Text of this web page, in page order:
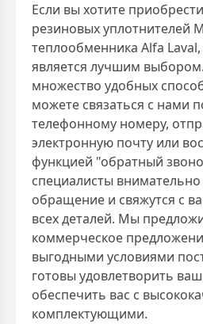
Если вы хотите
резиновых уплотнителей
теплообменника Alfa
является лучшим
множество удобных
можете связаться с нами
телефонному номеру,
электронную почту или
функцией "обратный
специалисты
обращение и свяжутся с
всех деталей. Мы
коммерческое
выгодными условиями
готовы удовлетворить
обеспечить вас с
комплектующими.